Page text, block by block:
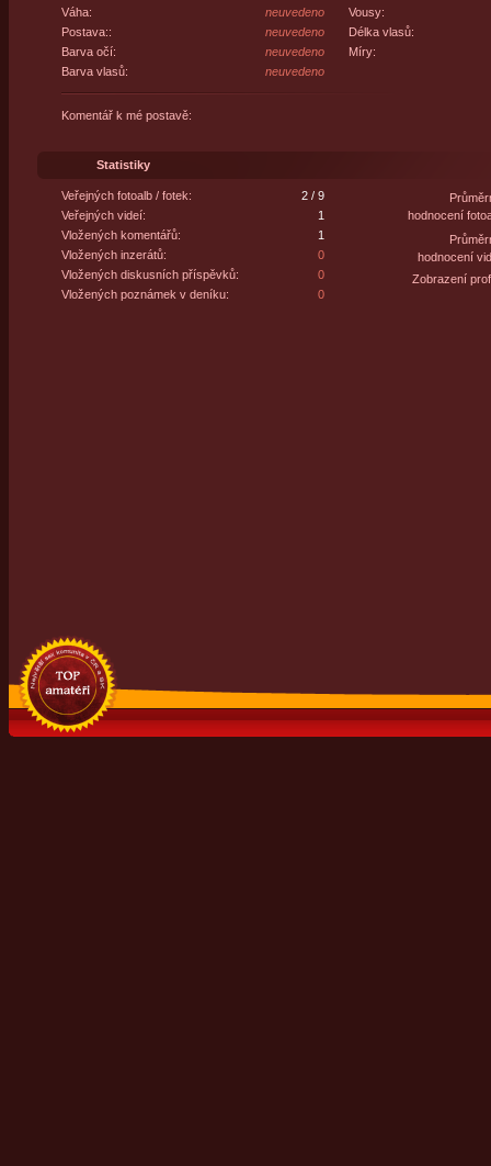
Váha:
neuvedeno
Postava::
neuvedeno
Barva očí:
neuvedeno
Barva vlasů:
neuvedeno
Vousy:
Délka vlasů:
Míry:
Komentář k mé postavě:
Statistiky
Veřejných fotoalb / fotek:
2 / 9
Veřejných videí:
1
Vložených komentářů:
1
Vložených inzerátů:
0
Vložených diskusních příspěvků:
0
Vložených poznámek v deníku:
0
hodnocení
hodnocení
Zobrazení